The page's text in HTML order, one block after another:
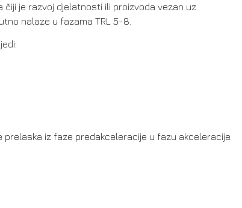
je razvoj djelatnosti ili proizvoda vezan uz
nalaze u fazama TRL 5-8.
iz faze predakceleracije u fazu akceleracije.